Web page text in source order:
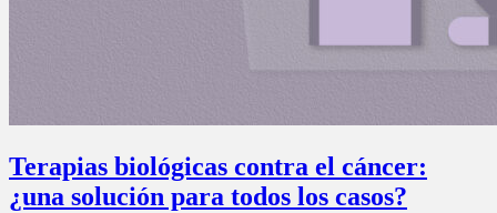
Terapias biológicas contra el cáncer:
¿una solución para todos los casos?